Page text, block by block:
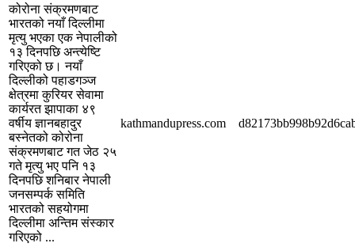
कोरोना संक्रमणबाट
भारतको नयाँ दिल्लीमा
मृत्यु भएका एक नेपालीको
१३ दिनपछि अन्त्येष्टि
गरिएको छ। नयाँ
दिल्लीको पहाडगञ्ज
क्षेत्रमा कुरियर सेवामा
कार्यरत झापाका ४९
वर्षीय ज्ञानबहादुर
बस्नेतको कोरोना
संक्रमणबाट गत जेठ २५
गते मृत्यु भए पनि १३
दिनपछि शनिबार नेपाली
जनसम्पर्क समिति
भारतको सहयोगमा
दिल्लीमा अन्तिम संस्कार
गरिएको ...
kathmandupress.com